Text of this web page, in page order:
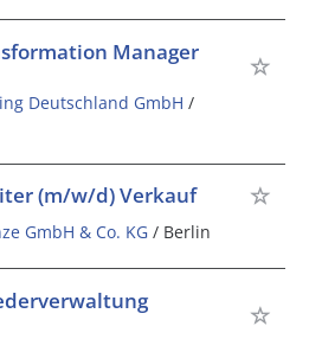
Manager
Deutschland GmbH /
(m/w/d) Verkauf
GmbH & Co. KG / Berlin